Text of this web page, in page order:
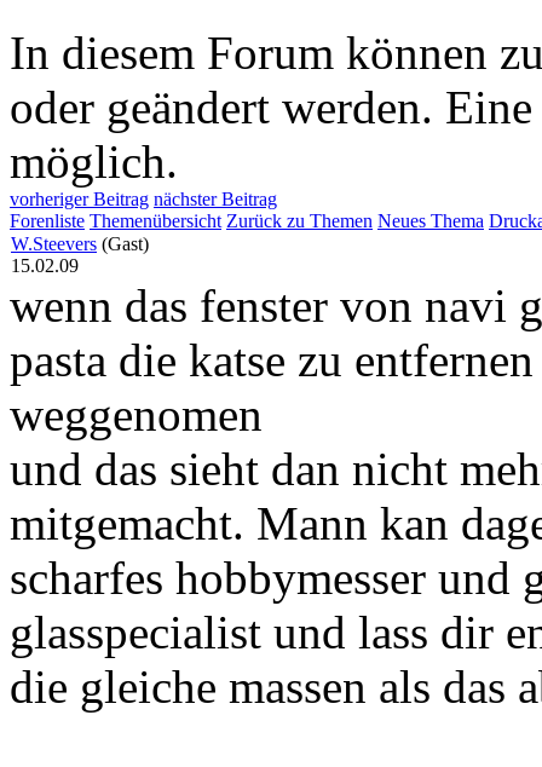
In diesem Forum können
oder geändert werden.
möglich.
vorheriger Beitrag nächster Beitrag
Forenliste Themenübersicht Zurück zu Themen Neues Thema
W.Steevers (Gast)
15.02.09
wenn das fenster von navi
pasta die katse zu
weggenomen
und das sieht dan nicht
mitgemacht. Mann kan
scharfes hobbymesser und
glasspecialist und lass dir
die gleiche massen als das